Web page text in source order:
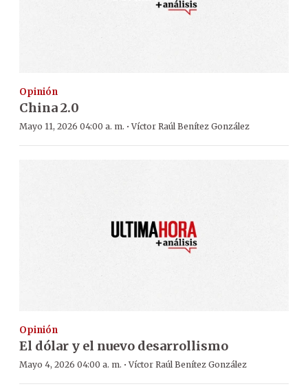
Opinión
China 2.0
Mayo 11, 2026 04:00 a. m. ·Víctor Raúl Benítez González
Opinión
El dólar y el nuevo desarrollismo
Mayo 4, 2026 04:00 a. m. ·Víctor Raúl Benítez González